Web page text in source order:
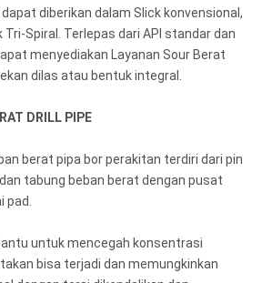
diberikan dalam Slick konvensional,
Spiral. Terlepas dari API standar dan
menyediakan Layanan Sour Berat
dilas atau bentuk integral.
DRILL PIPE
berat pipa bor perakitan terdiri dari pin
tabung beban berat dengan pusat
untuk mencegah konsentrasi
bisa terjadi dan memungkinkan